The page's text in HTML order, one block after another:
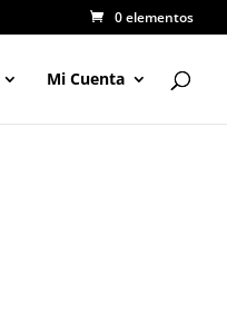
0 elementos
Mi Cuenta